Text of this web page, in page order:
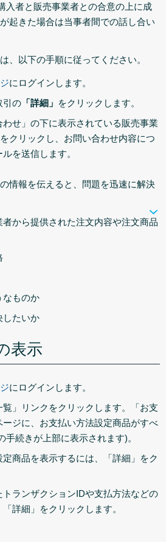
入者と販売事業者との合意の上に成
起きた場合は当事者間での話し合い
、以下の手順に従ってください。
にログインします。
引の 「詳細」 をクリックします。
わせ」の下に表示されている販売事業
クリックし、お問い合わせ内容につ
を送信します。
情報を伝えると、問題を迅速に解決
から提供された注文内容や注文商品
なものか
したいか
表示
にログインします。
」
リンクをクリックします。
「お支
ージに、お支払い方法設定商品がすべ
手続きが上部に表示されます)。
商品を表示するには、
「詳細」
をク
ランザクションIDや支払方法などの
「詳細」 をクリックします。